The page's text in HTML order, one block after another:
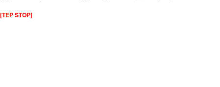
[TEP STOP]